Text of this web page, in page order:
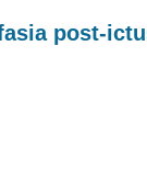
post-